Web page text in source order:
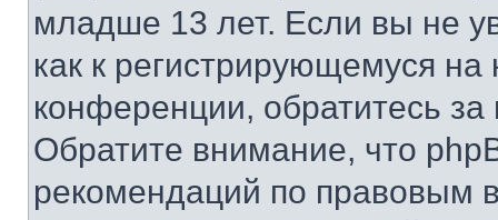
младше 13 лет. Если вы не
как к регистрирующемуся
конференции, обратитесь
Обратите внимание, что
рекомендаций по правовым